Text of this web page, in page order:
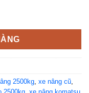
1 số lượng
2500kg, xe nâng cũ,